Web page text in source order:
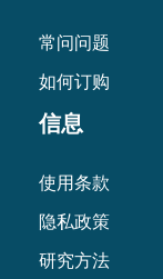
常问问题
如何订购
信息
使用条款
隐私政策
研究方法